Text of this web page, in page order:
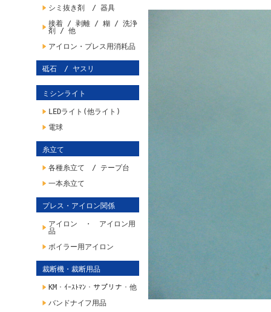
シミ抜き剤 / 器具
接着 / 剥離 / 糊 / 洗浄
剤 / 他
アイロン・プレス用消耗品
砥石 / ヤスリ
ミシンライト
LEDライト(他ライト)
電球
糸立て
各種糸立て / テープ台
一本糸立て
プレス・アイロン関係
アイロン ・ アイロン用
品
ボイラー用アイロン
裁断機・裁断用品
KM・ｲｰｽﾄﾏﾝ・サプリナ・他
バンドナイフ用品